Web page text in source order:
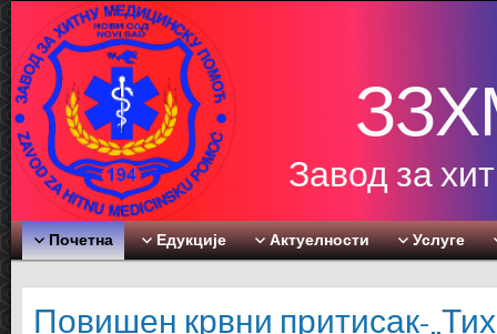
Завод за
Почетна Едукције Актуелности Услуге
Повишен крвни притисак-